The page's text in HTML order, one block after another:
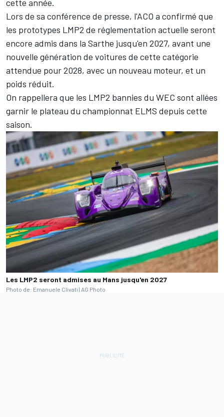
cette année.
Lors de sa conférence de presse, l'ACO a confirmé que
les prototypes LMP2 de réglementation actuelle seront
encore admis dans la Sarthe jusqu'en 2027, avant une
nouvelle génération de voitures de cette catégorie
attendue pour 2028, avec un nouveau moteur, et un
poids réduit.
On rappellera que les LMP2 bannies du WEC sont allées
garnir le plateau du championnat ELMS depuis cette
saison.
Les LMP2 seront admises au Mans jusqu'en 2027
Photo de: Emanuele Clivati | AG Photo